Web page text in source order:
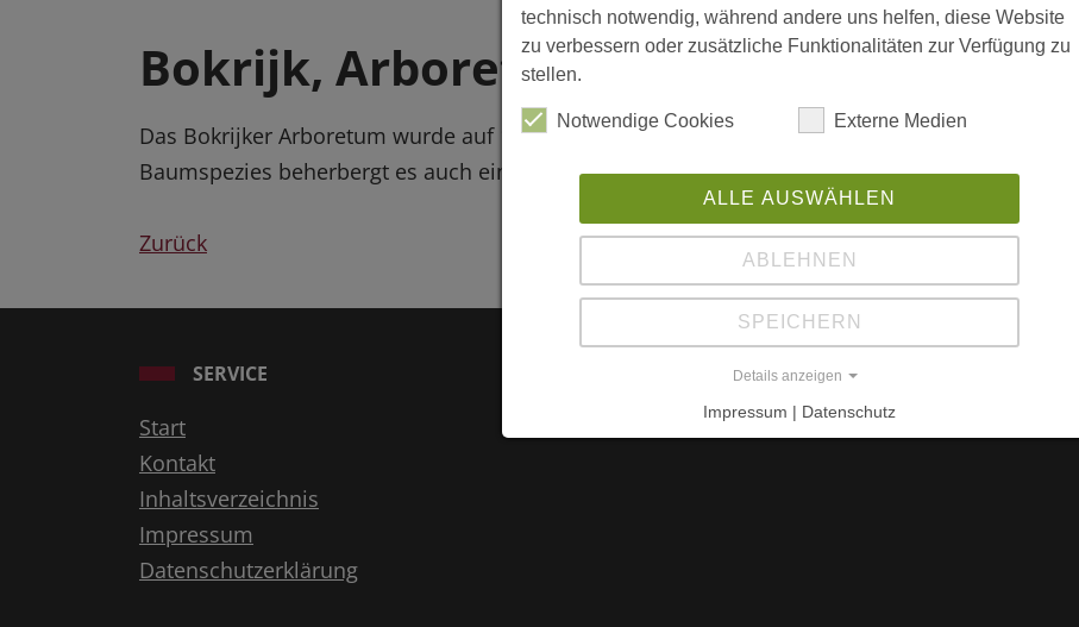
Bokrijk, Arboretum
Das Bokrijker Arboretum wurde auf 18 Hektar Fläche 1965 angelegt. Neben vielen
Baumspezies beherbergt es auch eine bedeutende Bambus- und Ilex-Kollektion
Zurück
SERVICE
Start
Kontakt
Inhaltsverzeichnis
Impressum
Datenschutzerklärung
technisch notwendig, während andere uns helfen, diese Website
zu verbessern oder zusätzliche Funktionalitäten zur Verfügung zu
stellen.
Notwendige Cookies Externe Medien
ALLE AUSWÄHLEN
ABLEHNEN
SPEICHERN
Details anzeigen
Impressum | Datenschutz